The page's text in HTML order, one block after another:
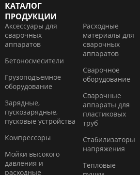
КАТАЛОГ
ПРОДУКЦИИ
Аксессуары для
сварочных
аппаратов
Бетоносмесители
Грузоподъемное
оборудование
Зарядные,
пускозарядные,
пусковые устройства
Компресcоры
Мойки высокого
давления и
расходные
Расходные
материалы для
сварочных
аппаратов
Сварочное
оборудование
Сварочные
аппараты для
пластиковых
труб
Стабилизаторы
напряжения
Тепловые